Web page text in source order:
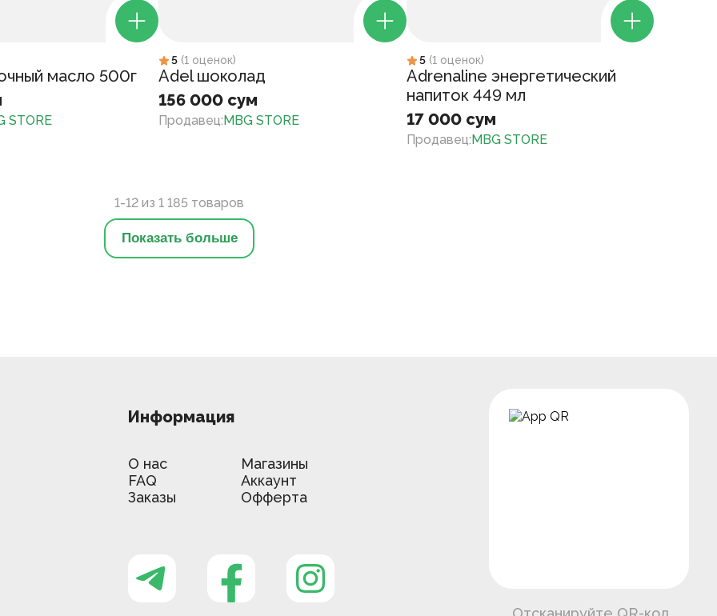
масло 500г
STORE
5 (1 оценок)
Adel шоколад
156 000 сум
Продавец:MBG STORE
5 (1 оценок)
Adrenaline энергетический
напиток 449 мл
17 000 сум
Продавец:MBG STORE
1-12 из 1 185 товаров
Показать больше
Информация
О нас
Магазины
FAQ
Аккаунт
Заказы
Офферта